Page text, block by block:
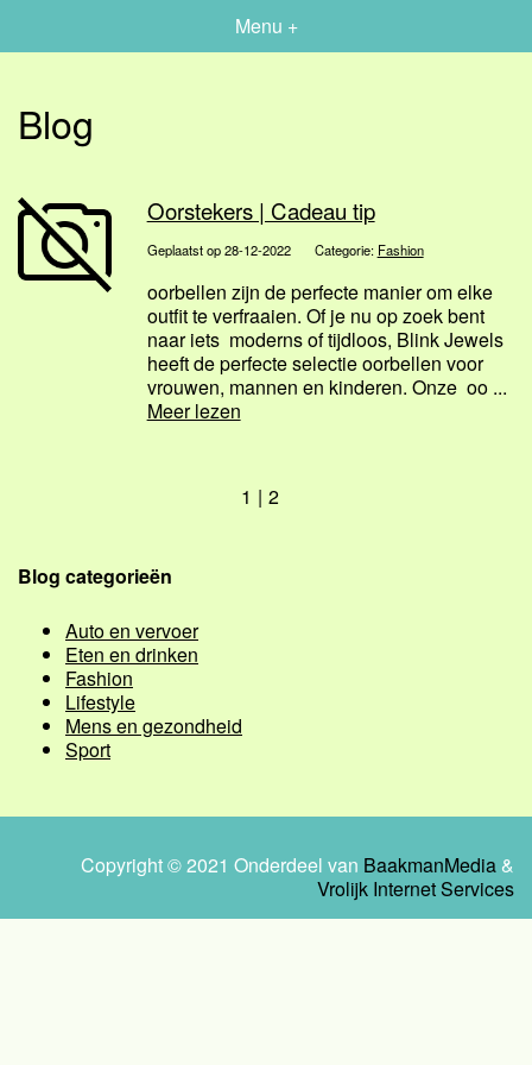
Menu +
Blog
Oorstekers | Cadeau tip
Geplaatst op 28-12-2022 Categorie: Fashion
oorbellen zijn de perfecte manier om elke
outfit te verfraaien. Of je nu op zoek bent
naar iets moderns of tijdloos, Blink Jewels
heeft de perfecte selectie oorbellen voor
vrouwen, mannen en kinderen. Onze oo ...
Meer lezen
1 2
Blog categorieën
Auto en vervoer
Eten en drinken
Fashion
Lifestyle
Mens en gezondheid
Sport
Copyright © 2021 Onderdeel van BaakmanMedia &
Vrolijk Internet Services